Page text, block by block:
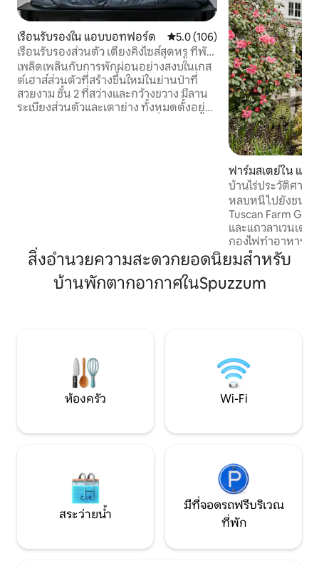
เรือนรับรองใน แอบบอทฟอร์ด คะแนนเฉลี่ย 5.0 จาก 5, 106 รีวิว
5.0 (106)
เรือนรับรองส่วนตัว เตียงคิงไซส์สุดหรู ที่พัก
ผ่อนในป่า
เพลิดเพลินกับการพักผ่อนอย่างสงบในเกส
ต์เฮาส์ส่วนตัวที่สร้างขึ้นใหม่ในย่านป่าที่
สวยงาม ชั้น 2 ที่สว่างและกว้างขวาง มีลาน
ระเบียงส่วนตัวและเตาย่าง ทั้งหมดตั้งอยู่
ฟาร์มสเตย์ใน แอ
บ้านไร่ประวัติศาสต
หลบหนีไปยังชนบ
Tuscan Farm Gardens สำรวจส
และแถวลาเวนเด
กองไฟทำอาหารใ
หรือเพลิดเพลินกับ
ด้วยผลิตภัณฑ์สปา
มือของเรา มีการ
สิ่งอำนวยความสะดวกยอดนิยมสำหรับ
บ้านพักตากอากาศในSpuzzum
ห้องครัว Wi-Fi
สระว่ายน้ำ
มีที่จอดรถฟรีบริเวณ
ที่พัก